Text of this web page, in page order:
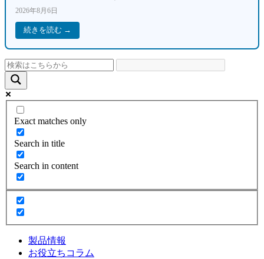
2026年8月6日
続きを読む →
Exact matches only
Search in title
Search in content
製品情報
お役立ちコラム